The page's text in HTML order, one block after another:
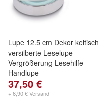
Lupe 12.5 cm Dekor keltisch
versilberte Leselupe
Vergrößerung Lesehilfe
Handlupe
37,50 €
+ 6,90 € Versand